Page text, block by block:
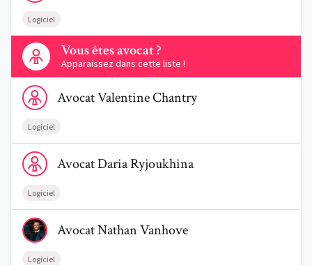
Logiciel
Vous êtes avocat ?
Apparaissez dans cette liste !
Contactez-nous
Voir le profil de AvocatValentine Chantry
AvocatValentineChantry
Logiciel
Voir le profil de AvocatDaria Ryjoukhina
AvocatDariaRyjoukhina
Logiciel
Voir le profil de AvocatNathan Vanhove
AvocatNathanVanhove
Logiciel